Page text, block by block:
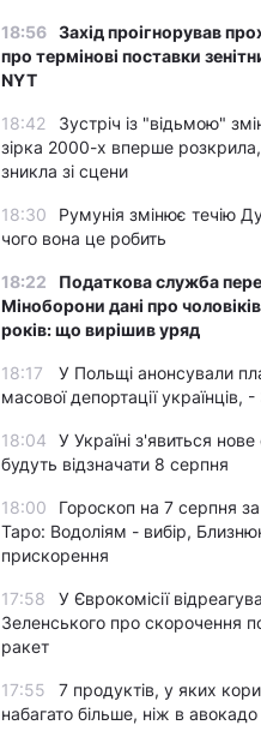
18:56 Захід проігнорував
про термінові поставки
NYT
18:42
Зустріч із "відьмою"
зірка 2000-х вперше
зникла зі сцени
18:30
Румунія змінює течію
чого вона це робить
18:22
Податкова служба
Міноборони дані про
років: що вирішив уряд
18:17
У Польщі анонсували
масової депортації українців, -
18:04
У Україні з'явиться
будуть відзначати 8 серпня
18:00
Гороскоп на 7 серпня
Таро: Водоліям - вибір,
прискорення
17:58
У Єврокомісії
Зеленського про скорочення
ракет
17:55
7 продуктів, у яких
набагато більше, ніж в авокадо